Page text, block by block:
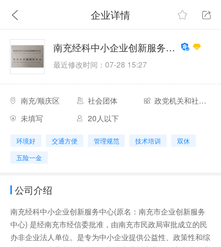
企业详情
南充经科中小企业创新服务中心
最近修改时间：07-28 15:27
南充/顺庆区 社会团体
政党机关和社会团体
未填写
20人以下
环境好 交通方便 管理规范 技术培训
双休
五险一金
公司介绍
南充经科中小企业创新服务中心(原名：南充市企业创新服务
中心) 是经南充市经信委批准，由南充市民政局审批成立的民
办非企业法人单位。是专为中小企业提供公益性、政策性和综